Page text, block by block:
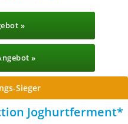
»
»
Sieger
Joghurtferment